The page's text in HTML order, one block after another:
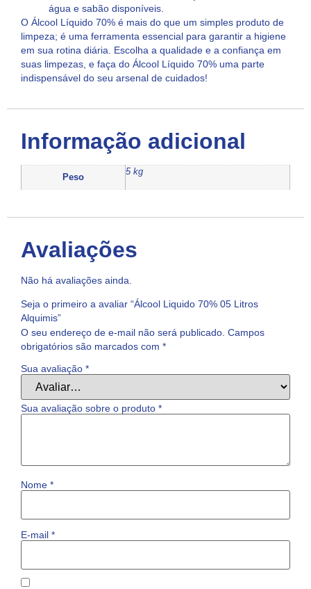
água e sabão disponíveis.
O Álcool Líquido 70% é mais do que um simples produto de
limpeza; é uma ferramenta essencial para garantir a higiene
em sua rotina diária. Escolha a qualidade e a confiança em
suas limpezas, e faça do Álcool Líquido 70% uma parte
indispensável do seu arsenal de cuidados!
Informação adicional
Peso
5 kg
Avaliações
Não há avaliações ainda.
Seja o primeiro a avaliar “Álcool Liquido 70% 05 Litros
Alquimis”
O seu endereço de e-mail não será publicado. Campos
obrigatórios são marcados com *
Sua avaliação *
Sua avaliação sobre o produto *
Nome *
E-mail *